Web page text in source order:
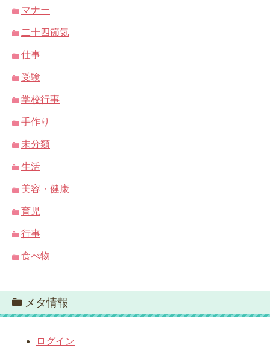
マナー
二十四節気
仕事
受験
学校行事
手作り
未分類
生活
美容・健康
育児
行事
食べ物
メタ情報
ログイン